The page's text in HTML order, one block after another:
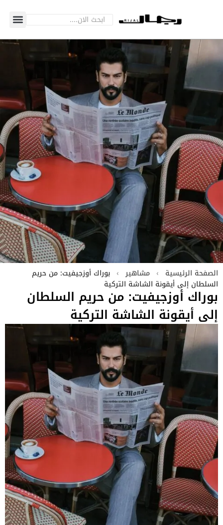
الصفحة الرئيسية › مشاهير › بوراك أوزجيفيت: من حريم
السلطان إلى أيقونة الشاشة التركية
بوراك أوزجيفيت: من حريم السلطان
إلى أيقونة الشاشة التركية